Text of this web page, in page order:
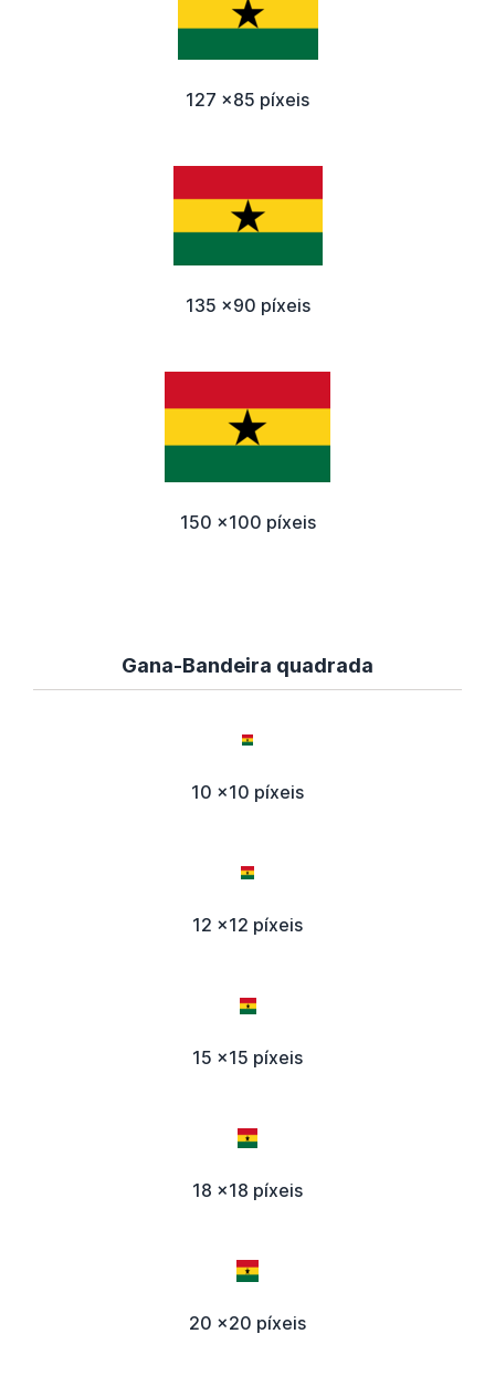
127 x85 píxeis
135 x90 píxeis
150 x100 píxeis
Gana-Bandeira quadrada
10 x10 píxeis
12 x12 píxeis
15 x15 píxeis
18 x18 píxeis
20 x20 píxeis